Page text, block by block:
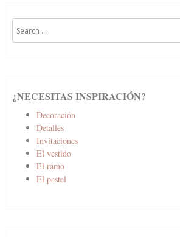
for:
¿NECESITAS INSPIRACIÓN?
Decoración
Detalles
Invitaciones
El vestido
El ramo
El pastel